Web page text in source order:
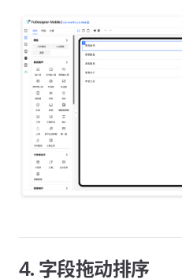
4. 字段拖动排序